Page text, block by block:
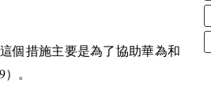
個措施主要是為了協助華為和
）。